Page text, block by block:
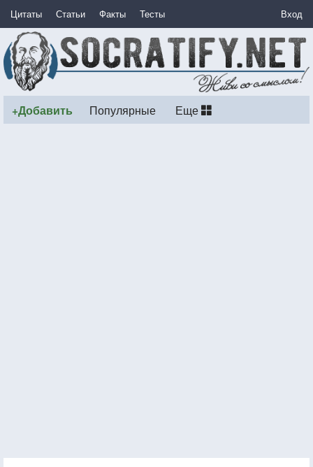
Цитаты Статьи Факты Тесты Вход
+Добавить Популярные Еще